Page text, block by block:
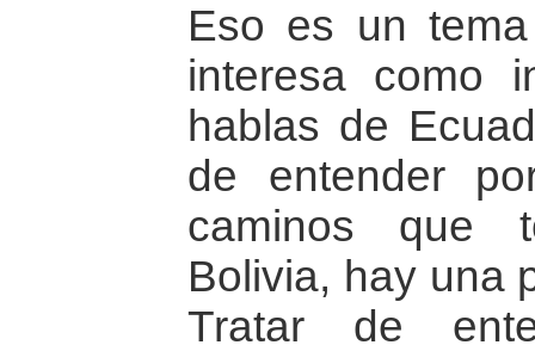
Eso es un
interesa como
hablas de
de entender
caminos que
Bolivia, hay una
Tratar de